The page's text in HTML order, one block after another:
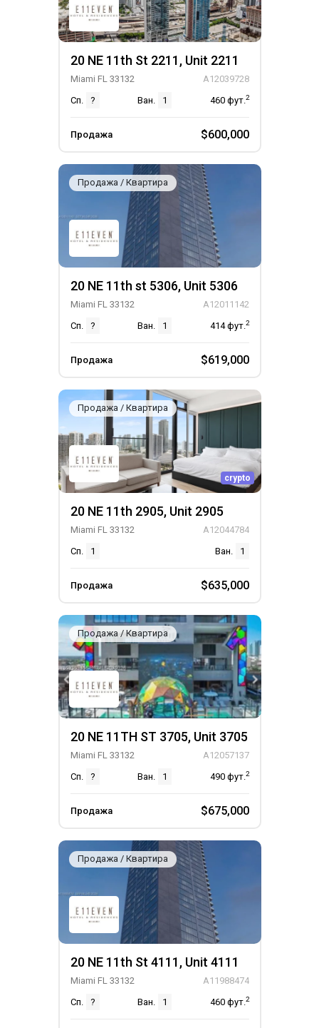
20 NE 11th St 2211, Unit 2211
Miami FL 33132
A12039728
Сп.
? Ван. 1 460 фут.2
Продажа $600,000
Продажа / Квартира
20 NE 11th st 5306, Unit 5306
Miami FL 33132
A12011142
Сп.
? Ван. 1 414фут.2
Продажа $619,000
Продажа / Квартира
crypto
20 NE 11th 2905, Unit 2905
Miami FL 33132
A12044784
Сп.
1 Ван. 1
Продажа $635,000
Продажа / Квартира
20 NE 11TH ST 3705, Unit 3705
Miami FL 33132
A12057137
Сп.
? Ван. 1 490 фут.2
Продажа $675,000
Продажа / Квартира
20 NE 11th St 4111, Unit 4111
Miami FL 33132
A11988474
Сп.
? Ван. 1 460 фут.2